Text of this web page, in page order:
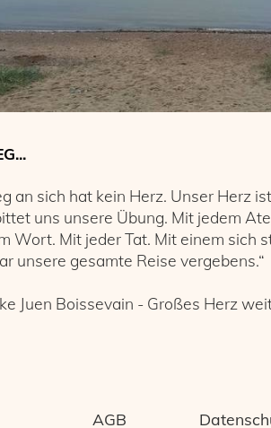
an sich hat kein Herz. Unser Herz
uns unsere Übung. Mit jedem
Wort. Mit jeder Tat. Mit einem sich
unsere gesamte Reise vergebens.“
Juen Boissevain - Großes Herz
AGB